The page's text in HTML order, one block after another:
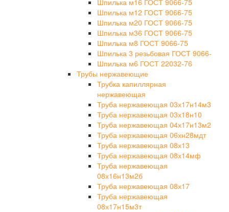
Шпилька м16 ГОСТ 9066-75
Шпилька м12 ГОСТ 9066-75
Шпилька м20 ГОСТ 9066-75
Шпилька м36 ГОСТ 9066-75
Шпилька м8 ГОСТ 9066-75
Шпилька 3 резьбовая ГОСТ 9066-
Шпилька м6 ГОСТ 22032-76
Трубы нержавеющие
Трубка капиллярная
нержавеющая
Труба нержавеющая 03х17н14м3
Труба нержавеющая 03х18н10
Труба нержавеющая 04х17н13м2
Труба нержавеющая 06хн28мдт
Труба нержавеющая 08х13
Труба нержавеющая 08х14мф
Труба нержавеющая
08х16н13м2б
Труба нержавеющая 08х17
Труба нержавеющая
08х17н15м3т